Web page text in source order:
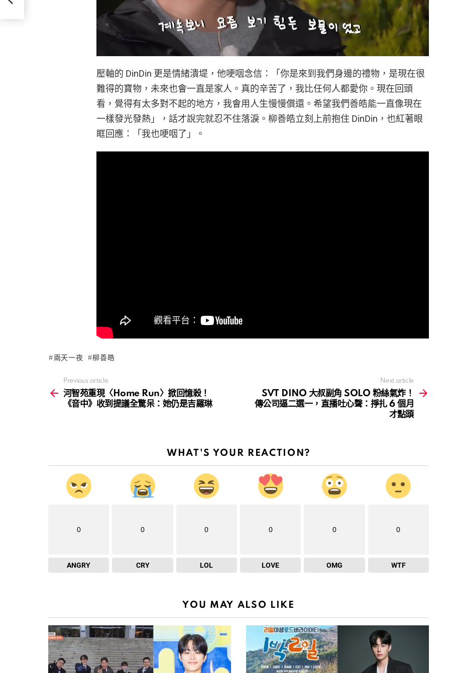
壓軸的 DinDin 更是情緒潰堤，他哽咽念信：「你是來到我們身邊的禮物，是現在很
難得的寶物，未來也會一直是家人。真的辛苦了，我比任何人都愛你。現在回頭
看，覺得有太多對不起的地方，我會用人生慢慢償還。希望我們善皓能一直像現在
一樣發光發熱」，話才說完就忍不住落淚。柳善皓立刻上前抱住 DinDin，也紅著眼
眶回應：「我也哽咽了」。
兩天一夜 柳善皓
more
Previous article
河智苑重現〈Home Run〉掀回憶殺！
《音中》收到提議全驚呆：她仍是吉羅琳
Next article
SVT DINO 大叔副角 SOLO 粉絲氣炸！
傳公司逼二選一，直播吐心聲：掙扎 6 個月
才點頭
WHAT'S YOUR REACTION?
0
ANGRY
0
CRY
0
LOL
0
LOVE
0
OMG
0
WTF
YOU MAY ALSO LIKE